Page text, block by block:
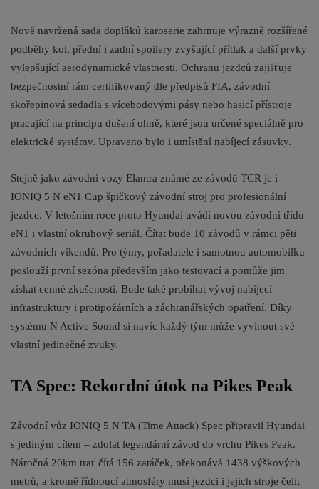
Nově navržená sada doplňků karoserie zahrnuje výrazně rozšířené
podběhy kol, přední i zadní spoilery zvyšující přítlak a další prvky
vylepšující aerodynamické vlastnosti. Ochranu jezdců zajišťuje
bezpečnostní rám certifikovaný dle předpisů FIA, závodní
skořepinová sedadla s vícebodovými pásy nebo hasicí přístroje
pracující na principu dušení ohně, které jsou určené speciálně pro
elektrické systémy. Upraveno bylo i umístění nabíjecí zásuvky.
Stejně jako závodní vozy Elantra známé ze závodů TCR je i
IONIQ 5 N eN1 Cup špičkový závodní stroj pro profesionální
jezdce. V letošním roce proto Hyundai uvádí novou závodní třídu
eN1 i vlastní okruhový seriál. Čítat bude 10 závodů v rámci pěti
závodních víkendů. Pro týmy, pořadatele i samotnou automobilku
poslouží první sezóna především jako testovací a pomůže jim
získat cenné zkušenosti. Bude také probíhat vývoj nabíjecí
infrastruktury i protipožárních a záchranářských opatření. Díky
systému N Active Sound si navíc každý tým může vyvinout své
vlastní jedinečné zvuky.
TA Spec: Rekordní útok na Pikes Peak
Závodní vůz IONIQ 5 N TA (Time Attack) Spec připravil Hyundai
s jediným cílem – zdolat legendární závod do vrchu Pikes Peak.
Náročná 20km trať čítá 156 zatáček, překonává 1438 výškových
metrů, a kromě řídnoucí atmosféry musí jezdci i jejich stroje čelit